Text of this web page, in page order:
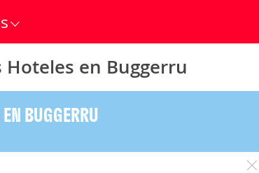
Hoteles en Buggerru
BUGGERRU